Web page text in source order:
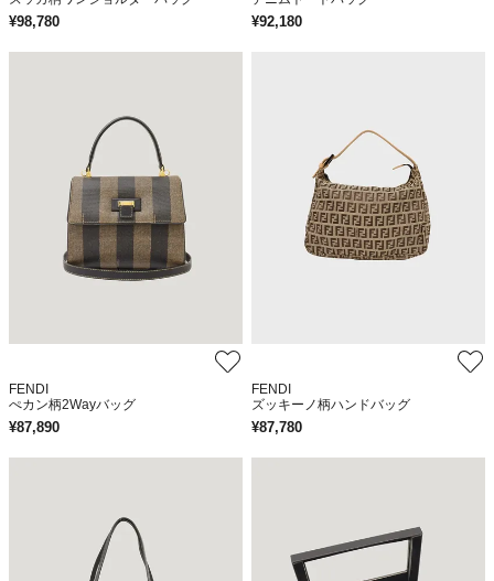
¥98,780 ¥92,180
FENDI
ぺカン柄2Wayバッグ
¥87,890
FENDI
ズッキーノ柄ハンドバッグ
¥87,780